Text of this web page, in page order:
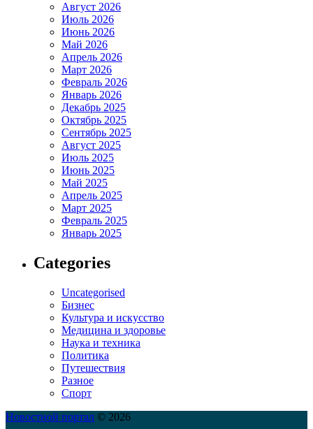
Август 2026
Июль 2026
Июнь 2026
Май 2026
Апрель 2026
Март 2026
Февраль 2026
Январь 2026
Декабрь 2025
Октябрь 2025
Сентябрь 2025
Август 2025
Июль 2025
Июнь 2025
Май 2025
Апрель 2025
Март 2025
Февраль 2025
Январь 2025
Categories
Uncategorised
Бизнес
Культура и искусство
Медицина и здоровье
Наука и техника
Политика
Путешествия
Разное
Спорт
Новостной портал © 2026